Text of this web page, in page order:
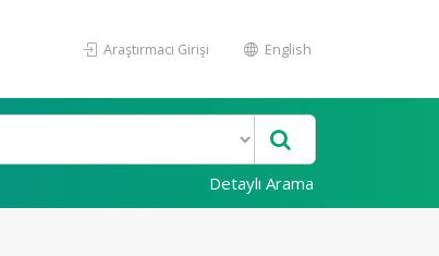
Araştırmacı Girişi English
Detaylı Arama